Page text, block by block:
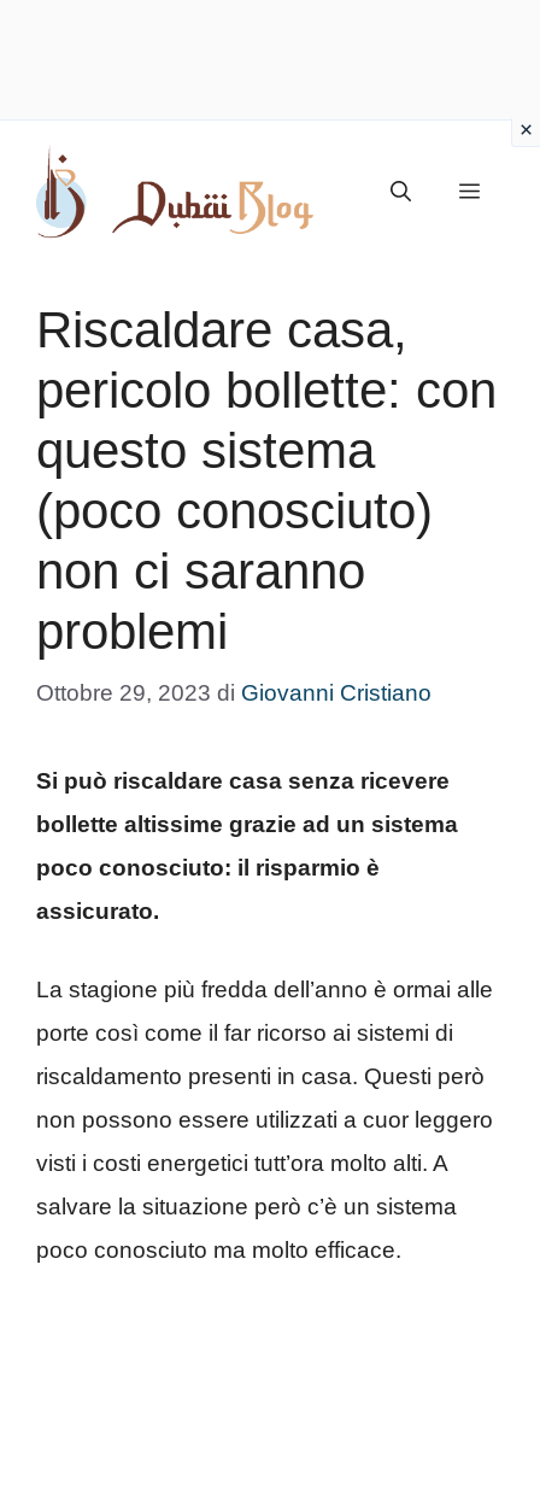
contenuto
Menu
Riscaldare casa,
pericolo bollette: con
questo sistema
(poco conosciuto)
non ci saranno
problemi
Ottobre 29, 2023 di Giovanni Cristiano
Si può riscaldare casa senza ricevere
bollette altissime grazie ad un sistema
poco conosciuto: il risparmio è
assicurato.
La stagione più fredda dell’anno è ormai alle
porte così come il far ricorso ai sistemi di
riscaldamento presenti in casa. Questi però
non possono essere utilizzati a cuor leggero
visti i costi energetici tutt’ora molto alti. A
salvare la situazione però c’è un sistema
poco conosciuto ma molto efficace.